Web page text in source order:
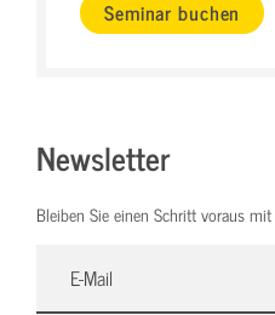
Seminar buchen
Newsletter
Bleiben Sie einen Schritt voraus